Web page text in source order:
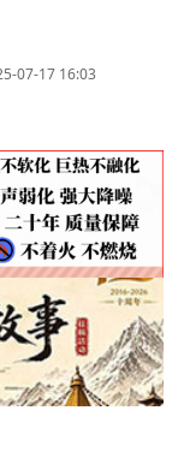
07-17 16:03